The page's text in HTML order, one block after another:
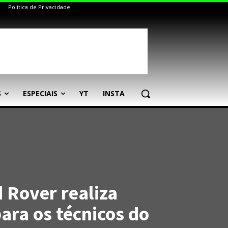
Política de Privacidade
ESPECIAIS YT INSTA
realiza
os técnicos do